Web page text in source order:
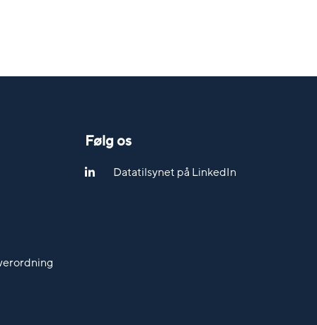
Følg os
Datatilsynet på LinkedIn